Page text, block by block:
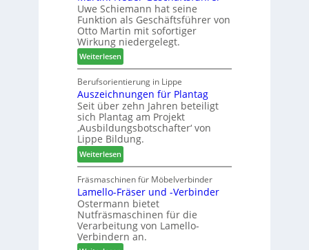
r
u
m
-
S
o
r
t
i
m
e
n
t
a
g
l
ä
d
t
z
u
m
T
r
e
f
f
e
i
n
Uwe Schiemann hat seine
Funktion als Geschäftsführer von
Otto Martin mit sofortiger
Wirkung niedergelegt.
Weiterlesen:
M
a
r
t
i
n
:
N
e
u
e
r
G
e
s
Berufsorientierung in Lippe
Auszeichnungen für Plantag
Seit über zehn Jahren beteiligt
sich Plantag am Projekt
‚Ausbildungsbotschafter‘ von
Lippe Bildung.
Weiterlesen:
A
u
s
z
e
i
c
Fräsmaschinen für Möbelverbinder
Lamello-Fräser und -Verbinder
Ostermann bietet
Nutfräsmaschinen für die
Verarbeitung von Lamello-
Verbindern an.